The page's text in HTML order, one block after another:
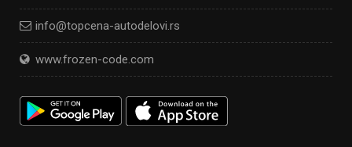
info@topcena-autodelovi.rs
www.frozen-code.com